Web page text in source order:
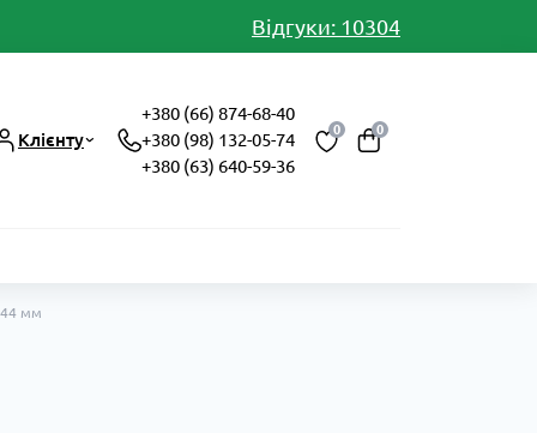
Відгуки: 10304
Клієнту
+380 (66) 874-68-40
+380 (98) 132-05-74
+380 (63) 640-59-36
0 0
мм